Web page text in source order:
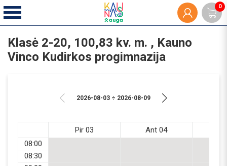
Klasė 2-20, 100,83 kv. m. , Kauno
Vinco Kudirkos progimnazija
2026-08-03 ÷ 2026-08-09
Pir 03 Ant 04
08:00
08:30
0